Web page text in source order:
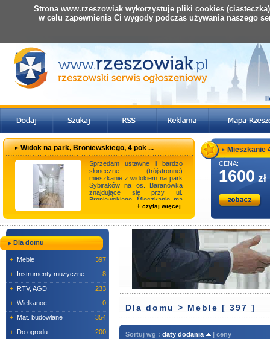
Widok na park, Broniewskiego, 4 pok ...
Sprzedam ustawne i bardzo
słoneczne (trójstronne)
mieszkanie z widokiem na park
Sybiraków na os. Baranówka
znajdujące się przy ul.
Broniewskiego. Mieszkanie ma
powierzchnię 63,50 ...+ czytaj więcej
Mieszkanie
CENA:
1600 zł
Dla domu
+ Meble
397
+ Instrumenty muzyczne
8
+ RTV, AGD
233
+ Wielkanoc
0
+ Mat. budowlane
354
+ Do ogrodu
200
Dla domu > Meble [ 397 ]
Sortuj wg : daty dodania | ceny
Strona www.rzeszowiak wykorzystuje pliki cookies
w celu zapewnienia Ci wygody podczas używania naszego